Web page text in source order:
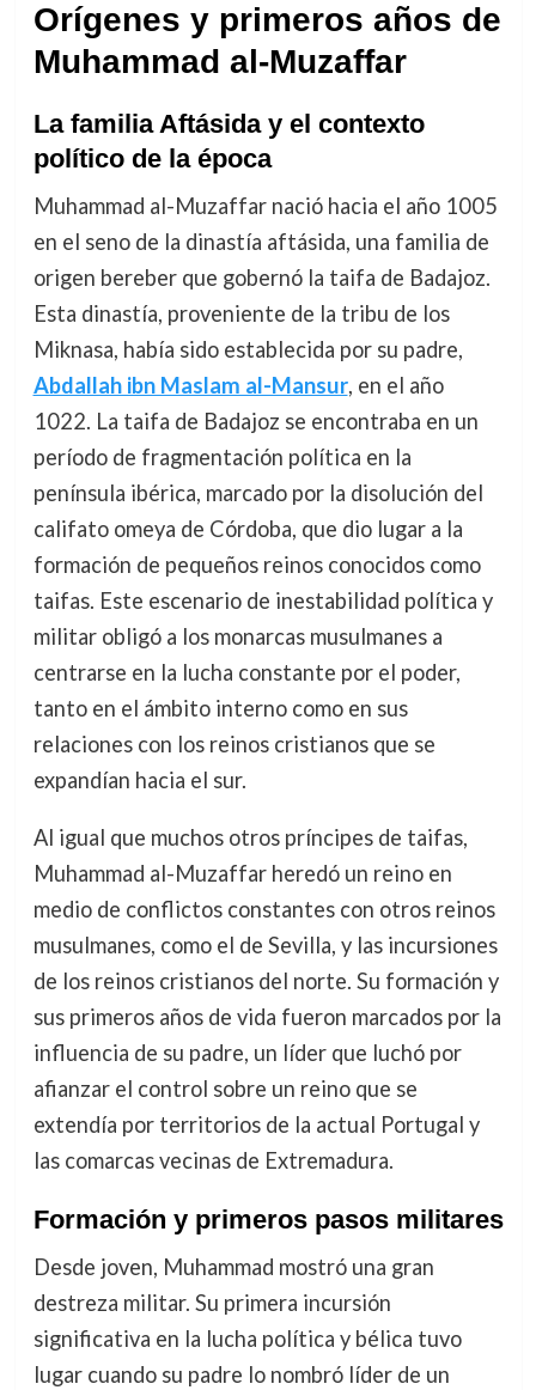
Orígenes y primeros años de
Muhammad al-Muzaffar
La familia Aftásida y el contexto
político de la época
Muhammad al-Muzaffar nació hacia el año 1005
en el seno de la dinastía aftásida, una familia de
origen bereber que gobernó la taifa de Badajoz.
Esta dinastía, proveniente de la tribu de los
Miknasa, había sido establecida por su padre,
Abdallah ibn Maslam al-Mansur, en el año
1022. La taifa de Badajoz se encontraba en un
período de fragmentación política en la
península ibérica, marcado por la disolución del
califato omeya de Córdoba, que dio lugar a la
formación de pequeños reinos conocidos como
taifas. Este escenario de inestabilidad política y
militar obligó a los monarcas musulmanes a
centrarse en la lucha constante por el poder,
tanto en el ámbito interno como en sus
relaciones con los reinos cristianos que se
expandían hacia el sur.
Al igual que muchos otros príncipes de taifas,
Muhammad al-Muzaffar heredó un reino en
medio de conflictos constantes con otros reinos
musulmanes, como el de Sevilla, y las incursiones
de los reinos cristianos del norte. Su formación y
sus primeros años de vida fueron marcados por la
influencia de su padre, un líder que luchó por
afianzar el control sobre un reino que se
extendía por territorios de la actual Portugal y
las comarcas vecinas de Extremadura.
Formación y primeros pasos militares
Desde joven, Muhammad mostró una gran
destreza militar. Su primera incursión
significativa en la lucha política y bélica tuvo
lugar cuando su padre lo nombró líder de un